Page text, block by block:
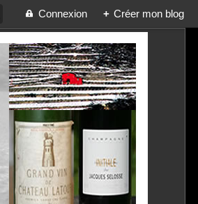
Connexion + Créer mon blog